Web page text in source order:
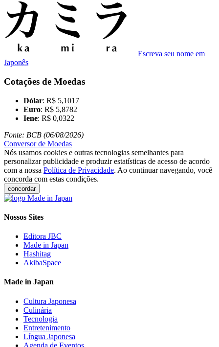
Escreva seu nome em
Japonês
Cotações de Moedas
Dólar: R$ 5,1017
Euro: R$ 5,8782
Iene: R$ 0,0322
Fonte: BCB (06/08/2026)
Conversor de Moedas
Nós usamos cookies e outras tecnologias semelhantes para
personalizar publicidade e produzir estatísticas de acesso de acordo
com a nossa Política de Privacidade. Ao continuar navegando, você
concorda com estas condições.
concordar
Nossos Sites
Editora JBC
Made in Japan
Hashitag
AkibaSpace
Made in Japan
Cultura Japonesa
Culinária
Tecnologia
Entretenimento
Língua Japonesa
Agenda de Eventos